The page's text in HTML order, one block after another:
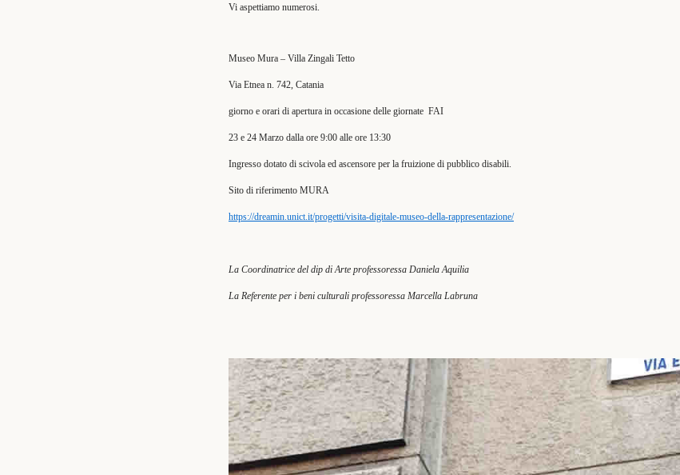
Vi aspettiamo numerosi.
Museo Mura – Villa Zingali Tetto
Via Etnea n. 742, Catania
giorno e orari di apertura in occasione delle giornate FAI
23 e 24 Marzo dalla ore 9:00 alle ore 13:30
Ingresso dotato di scivola ed ascensore per la fruizione di pubblico disabili.
Sito di riferimento MURA
https://dreamin.unict.it/progetti/visita-digitale-museo-della-rappresentazione/
La Coordinatrice del dip di Arte professoressa Daniela Aquilia
La Referente per i beni culturali professoressa Marcella Labruna